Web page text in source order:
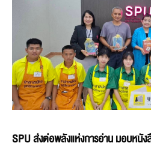
SPU ส่งต่อพลังแห่งการอ่าน มอบหนั